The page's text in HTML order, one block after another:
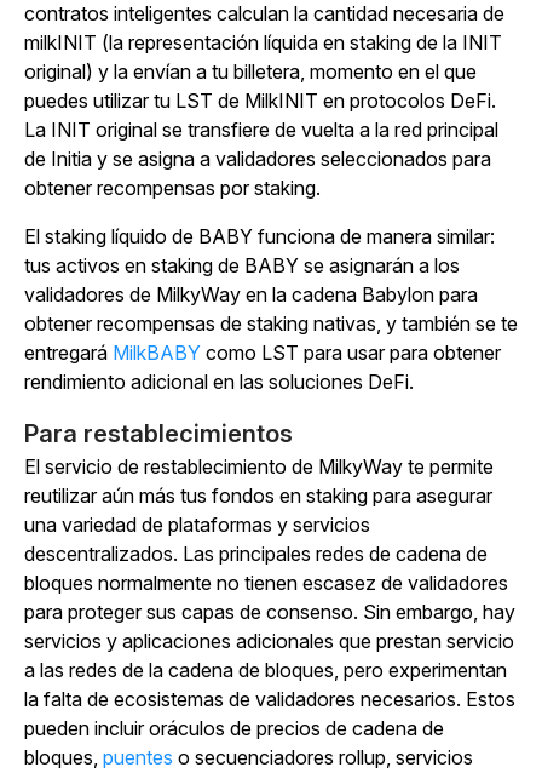
contratos inteligentes calculan la cantidad necesaria de
milkINIT (la representación líquida en staking de la INIT
original) y la envían a tu billetera, momento en el que
puedes utilizar tu LST de MilkINIT en protocolos DeFi.
La INIT original se transfiere de vuelta a la red principal
de Initia y se asigna a validadores seleccionados para
obtener recompensas por staking.
El staking líquido de BABY funciona de manera similar:
tus activos en staking de BABY se asignarán a los
validadores de MilkyWay en la cadena Babylon para
obtener recompensas de staking nativas, y también se te
entregará MilkBABY como LST para usar para obtener
rendimiento adicional en las soluciones DeFi.
Para restablecimientos
El servicio de restablecimiento de MilkyWay te permite
reutilizar aún más tus fondos en staking para asegurar
una variedad de plataformas y servicios
descentralizados. Las principales redes de cadena de
bloques normalmente no tienen escasez de validadores
para proteger sus capas de consenso. Sin embargo, hay
servicios y aplicaciones adicionales que prestan servicio
a las redes de la cadena de bloques, pero experimentan
la falta de ecosistemas de validadores necesarios. Estos
pueden incluir oráculos de precios de cadena de
bloques, puentes o secuenciadores rollup, servicios